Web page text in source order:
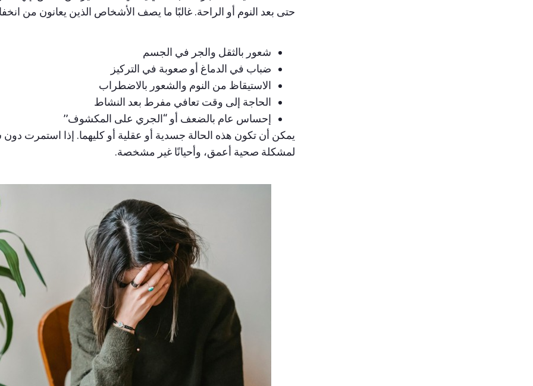
حتى بعد النوم أو الراحة. غالبًا ما يصف الأشخاص الذين يعانون من
شعور بالثقل والجر في الجسم
ضباب في الدماغ أو صعوبة في التركيز
الاستيقاظ من النوم والشعور بالاضطراب
الحاجة إلى وقت تعافي مفرط بعد النشاط
إحساس عام بالضعف أو “الجري على المكشوف”
يمكن أن تكون هذه الحالة جسدية أو عقلية أو كليهما. إذا استمرت
لمشكلة صحية أعمق، وأحيانًا غير مشخصة.